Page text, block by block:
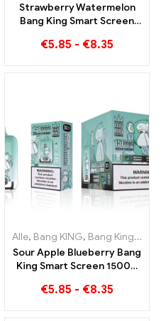
Strawberry Watermelon
Bang King Smart Screen
den entspannenden
€5.85 - €8.35
,Einweg-E-
Alle, Bang KING, Bang King Smart Screen 15000 Puff
Sour Apple Blueberry Bang
King Smart Screen 15000
Dampferlebnis voller
€5.85 - €8.35